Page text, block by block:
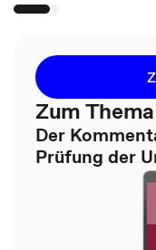
Zum
Der
Prüfung der